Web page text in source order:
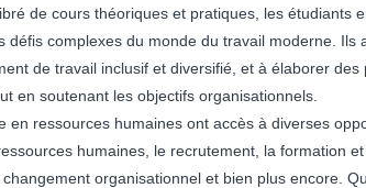
de cours théoriques et pratiques, les étudiants
défis complexes du monde du travail moderne. Ils
de travail inclusif et diversifié, et à élaborer
en soutenant les objectifs organisationnels.
en ressources humaines ont accès à diverses
humaines, le recrutement, la formation
organisationnel et bien plus encore.